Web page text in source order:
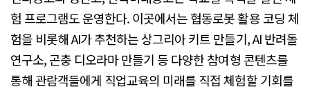
험 프로그램도 운영한다. 이곳에서는 협동로봇 활용 코딩 체
험을 비롯해 AI가 추천하는 상그리아 키트 만들기, AI 반려돌
연구소, 곤충 디오라마 만들기 등 다양한 참여형 콘텐츠를
통해 관람객들에게 직업교육의 미래를 직접 체험할 기회를